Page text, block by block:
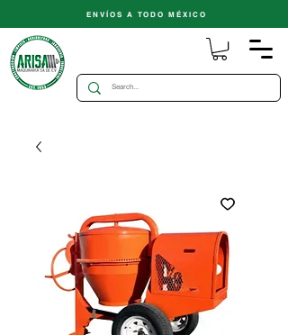
ENVÍOS A TODO MÉXICO